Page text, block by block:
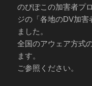
のびぽこの加害者プ
ジの「各地のDV加
ました。
全国のアウェア方式
ます。
ご参照ください。